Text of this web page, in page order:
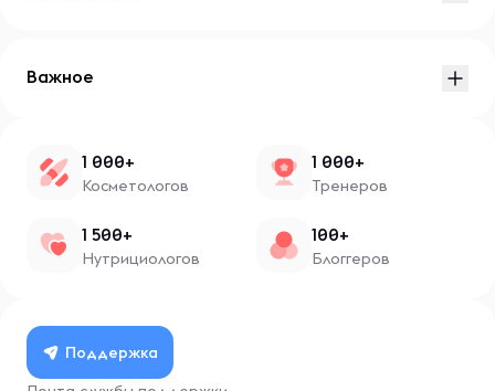
Важное
1 000+
Косметологов
1 000+
Тренеров
1 500+
Нутрициологов
100+
Блоггеров
Поддержка